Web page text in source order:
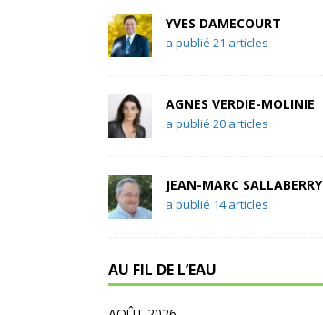
YVES DAMECOURT
a publié 21 articles
AGNES VERDIE-MOLINIE
a publié 20 articles
JEAN-MARC SALLABERRY
a publié 14 articles
AU FIL DE L’EAU